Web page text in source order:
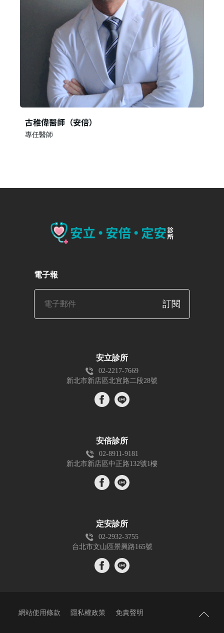
古稚偉醫師（安倍）
專任醫師
電子報
訂閱
安立診所
02-2217-7669
新北市新店區北宜路二段28號
安倍診所
02-8911-9181
新北市新店區中正路132號1樓
定安診所
02-2932-3755
台北市文山區景興路165號
網站使用條款 隱私權政策 免責聲明